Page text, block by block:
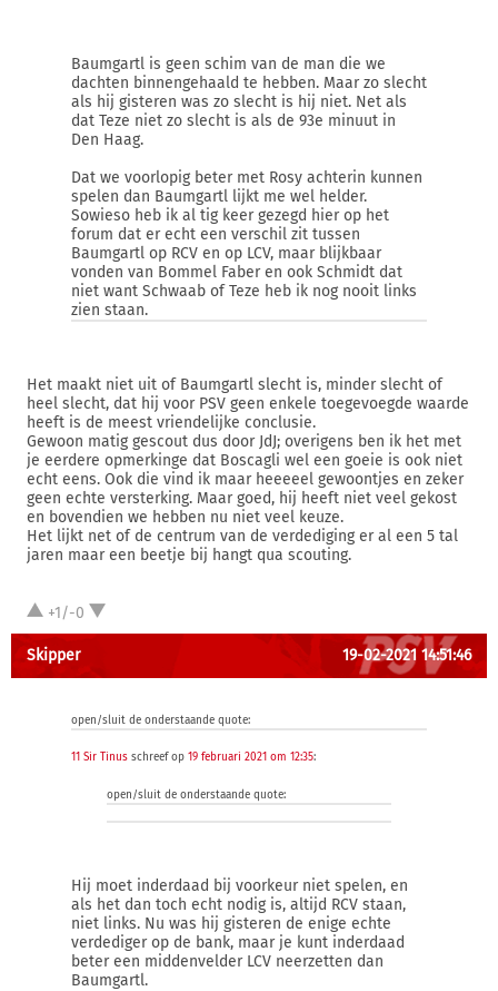
Baumgartl is geen schim van de man die we
dachten binnengehaald te hebben. Maar zo slecht
als hij gisteren was zo slecht is hij niet. Net als
dat Teze niet zo slecht is als de 93e minuut in
Den Haag.
Dat we voorlopig beter met Rosy achterin kunnen
spelen dan Baumgartl lijkt me wel helder.
Sowieso heb ik al tig keer gezegd hier op het
forum dat er echt een verschil zit tussen
Baumgartl op RCV en op LCV, maar blijkbaar
vonden van Bommel Faber en ook Schmidt dat
niet want Schwaab of Teze heb ik nog nooit links
zien staan.
Het maakt niet uit of Baumgartl slecht is, minder slecht of
heel slecht, dat hij voor PSV geen enkele toegevoegde waarde
heeft is de meest vriendelijke conclusie.
Gewoon matig gescout dus door JdJ; overigens ben ik het met
je eerdere opmerkinge dat Boscagli wel een goeie is ook niet
echt eens. Ook die vind ik maar heeeeel gewoontjes en zeker
geen echte versterking. Maar goed, hij heeft niet veel gekost
en bovendien we hebben nu niet veel keuze.
Het lijkt net of de centrum van de verdediging er al een 5 tal
jaren maar een beetje bij hangt qua scouting.
+1/-0
Skipper 19-02-2021 14:51:46
open/sluit de onderstaande quote:
11 Sir Tinus schreef op 19 februari 2021 om 12:35:
open/sluit de onderstaande quote:
Hij moet inderdaad bij voorkeur niet spelen, en
als het dan toch echt nodig is, altijd RCV staan,
niet links. Nu was hij gisteren de enige echte
verdediger op de bank, maar je kunt inderdaad
beter een middenvelder LCV neerzetten dan
Baumgartl.